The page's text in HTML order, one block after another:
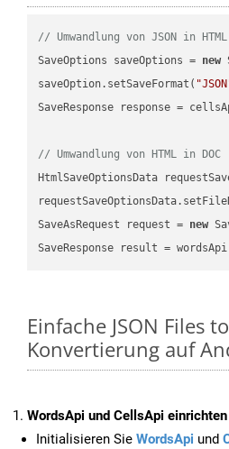
// Umwandlung von JSON in HTML
SaveOptions saveOptions = new
saveOption.setSaveFormat(
SaveResponse response =
// Umwandlung von HTML in DOC
HtmlSaveOptionsData
SaveAsRequest request = new
Einfache JSON Files
Konvertierung auf
WordsApi und CellsApi einrichten
Initialisieren Sie WordsApi und